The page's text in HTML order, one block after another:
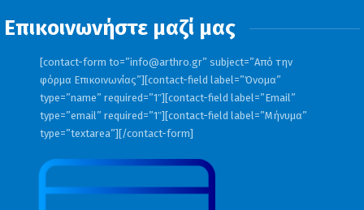
Επικοινωνήστε μαζί μας
[contact-form to=”info@arthro.gr” subject=”Από την
φόρμα Επικοινωνίας”][contact-field label=”Όνομα”
type=”name” required=”1″][contact-field label=”Email”
type=”email” required=”1″][contact-field label=”Μήνυμα”
type=”textarea”][/contact-form]